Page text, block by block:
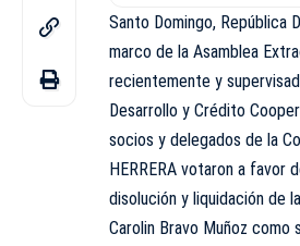
Santo Domingo, República
marco de la Asamblea
recientemente y
Desarrollo y Crédito
socios y delegados de la
HERRERA votaron a favor
disolución y liquidación de
Carolin Bravo Muñoz como